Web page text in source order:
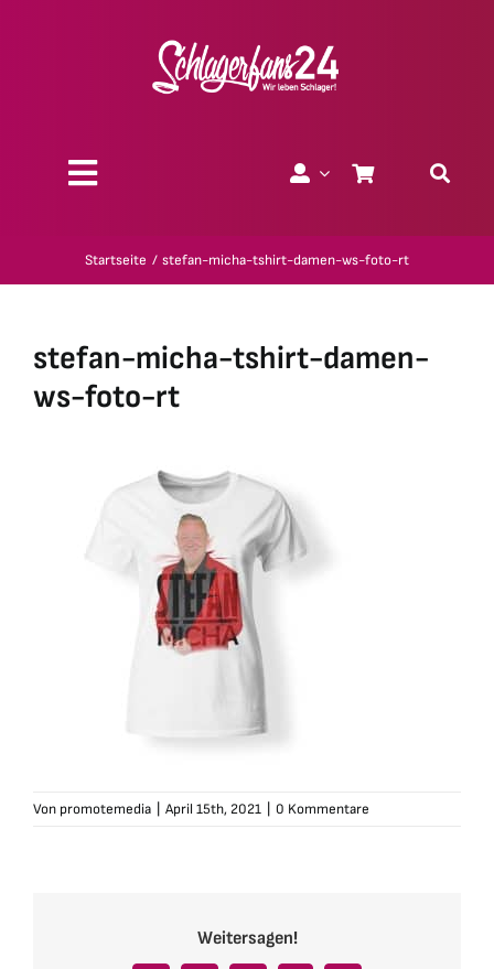
Toggle
Geschenk-Gutscheine
Startseite stefan-micha-tshirt-damen-ws-foto-rt
stefan-micha-tshirt-damen-
ws-foto-rt
Von promotemedia April 15th, 2021 0 Kommentare
Weitersagen!